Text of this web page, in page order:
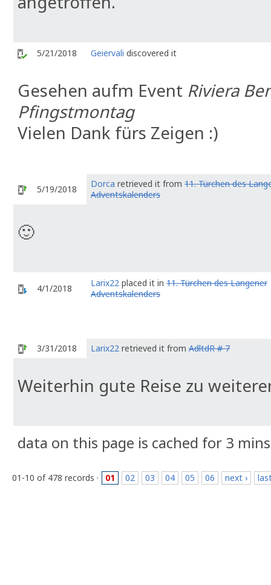
5/21/2018 Geiervali discovered it
Gesehen aufm Event Riviera
Pfingstmontag
Vielen Dank fürs Zeigen :)
5/19/2018 Dorca retrieved it from 11. Türchen des
Adventskalenders
🙂
4/1/2018 Larix22 placed it in 11. Türchen des Langener
Adventskalenders
3/31/2018 Larix22 retrieved it from AdltdR # 7
Weiterhin gute Reise zu
data on this page is cached for 3 mins
01-10 of 478 records · 01 02 03 04 05 06 next ›